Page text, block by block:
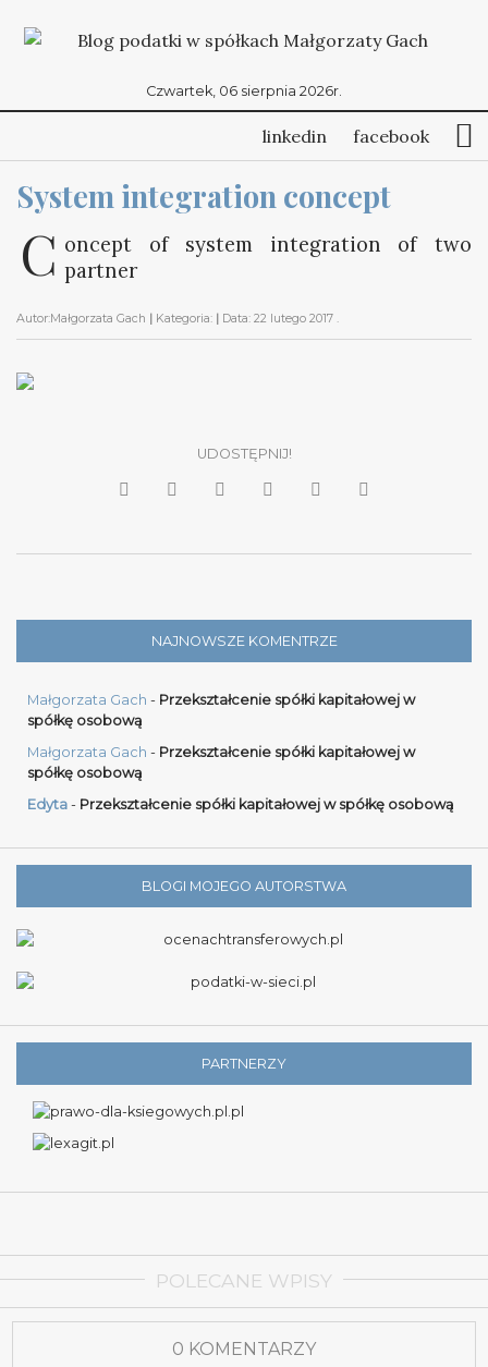
Czwartek, 06 sierpnia 2026r.
linkedin facebook
System integration concept
C oncept of system integration of two
partner
Autor:Małgorzata Gach | Kategoria: | Data: 22 lutego 2017 .
UDOSTĘPNIJ!
NAJNOWSZE KOMENTRZE
Małgorzata Gach - Przekształcenie spółki kapitałowej w
spółkę osobową
Małgorzata Gach - Przekształcenie spółki kapitałowej w
spółkę osobową
Edyta - Przekształcenie spółki kapitałowej w spółkę osobową
BLOGI MOJEGO AUTORSTWA
PARTNERZY
POLECANE WPISY
0 KOMENTARZY